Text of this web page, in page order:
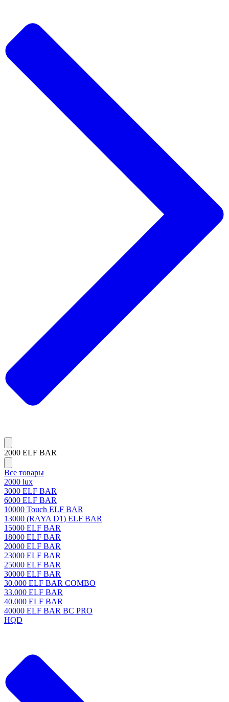
2000 ELF BAR
Все товары
2000 lux
3000 ELF BAR
6000 ELF BAR
10000 Touch ELF BAR
13000 (RAYA D1) ELF BAR
15000 ELF BAR
18000 ELF BAR
20000 ELF BAR
23000 ELF BAR
25000 ELF BAR
30000 ELF BAR
30.000 ELF BAR COMBO
33.000 ELF BAR
40.000 ELF BAR
40000 ELF BAR BC PRO
HQD